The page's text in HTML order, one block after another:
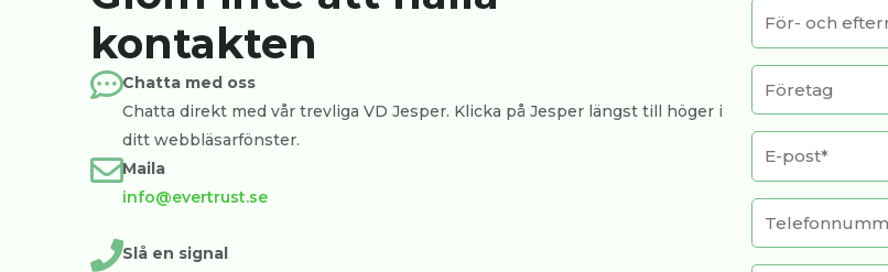
kontakten
Chatta med oss
Chatta direkt med vår trevliga VD Jesper. Klicka på Jesper längst till höger i
ditt webbläsarfönster.
Maila
info@evertrust.se
Slå en signal